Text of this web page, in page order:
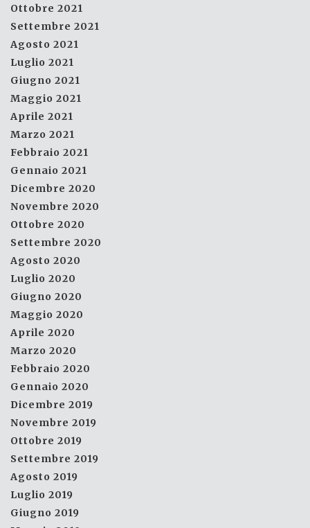
Ottobre 2021
Settembre 2021
Agosto 2021
Luglio 2021
Giugno 2021
Maggio 2021
Aprile 2021
Marzo 2021
Febbraio 2021
Gennaio 2021
Dicembre 2020
Novembre 2020
Ottobre 2020
Settembre 2020
Agosto 2020
Luglio 2020
Giugno 2020
Maggio 2020
Aprile 2020
Marzo 2020
Febbraio 2020
Gennaio 2020
Dicembre 2019
Novembre 2019
Ottobre 2019
Settembre 2019
Agosto 2019
Luglio 2019
Giugno 2019